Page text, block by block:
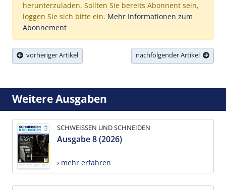
herunterzuladen. Sollten Sie bereits Abonnent sein,
loggen Sie sich bitte ein. Mehr Informationen zum
Abonnement
vorheriger Artikel nachfolgender Artikel
Weitere Ausgaben
SCHWEISSEN UND SCHNEIDEN
Ausgabe 8 (2026)
› mehr erfahren